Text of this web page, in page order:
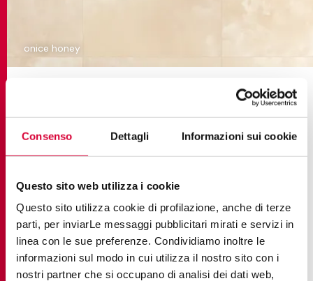
Consenso Dettagli Informazioni sui cookie
Questo sito web utilizza i cookie
Questo sito utilizza cookie di profilazione, anche di terze
parti, per inviarLe messaggi pubblicitari mirati e servizi in
linea con le sue preferenze. Condividiamo inoltre le
informazioni sul modo in cui utilizza il nostro sito con i
nostri partner che si occupano di analisi dei dati web,
onice honey
Для тех, кто ищет более теплую и уютную
атмосферу,коллекция Journeyпредлагает
керамогранит с декорированнымэффектом
дерева. Эта коллекция создает на кухне тепло и
боясь при этом появления пятен и износа,
характерных для натуральных материалов.